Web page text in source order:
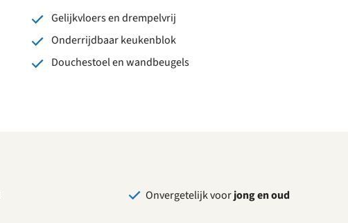
Gelijkvloers en drempelvrij
Onderrijdbaar keukenblok
Douchestoel en wandbeugels
Onvergetelijk voorjong en oud